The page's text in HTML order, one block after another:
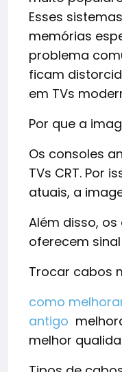
Esses
memórias
problema
ficam
em TVs
Por que a
Os consoles
TVs CRT. Por
atuais, a
Além disso,
oferecem
Trocar cabos
como
antigo
melhor